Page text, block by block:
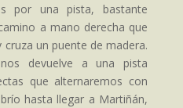
por una pista, bastante
a mano derecha que
un puente de madera.
devuelve a una pista
que alternaremos con
hasta llegar a Martiñán,